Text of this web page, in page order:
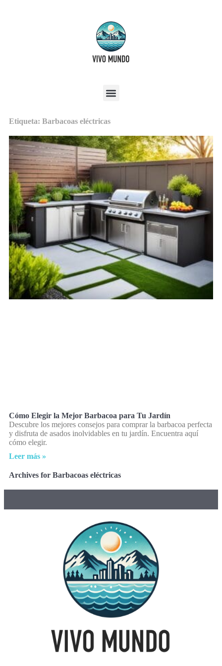
Etiqueta: Barbacoas eléctricas
Cómo Elegir la Mejor Barbacoa para Tu Jardín
Descubre los mejores consejos para comprar la barbacoa perfecta
y disfruta de asados inolvidables en tu jardín. Encuentra aquí
cómo elegir.
Leer más »
Archives for Barbacoas eléctricas